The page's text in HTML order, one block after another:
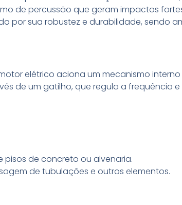
de percussão que geram impactos
por sua robustez e durabilidade, sendo
elétrico aciona um mecanismo
de um gatilho, que regula a frequência
pisos de concreto ou alvenaria.
de tubulações e outros elementos.